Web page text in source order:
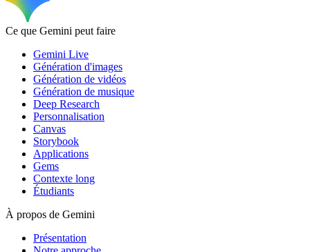
Ce que Gemini peut faire
Gemini Live
Génération d'images
Génération de vidéos
Génération de musique
Deep Research
Personnalisation
Canvas
Storybook
Applications
Gems
Contexte long
Étudiants
À propos de Gemini
Présentation